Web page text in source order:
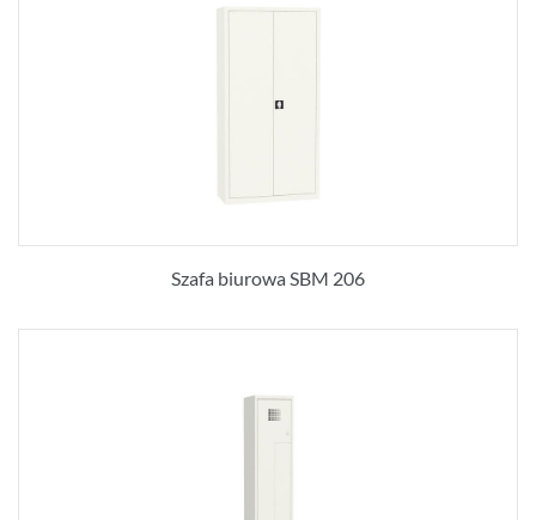
Szafa biurowa SBM 206